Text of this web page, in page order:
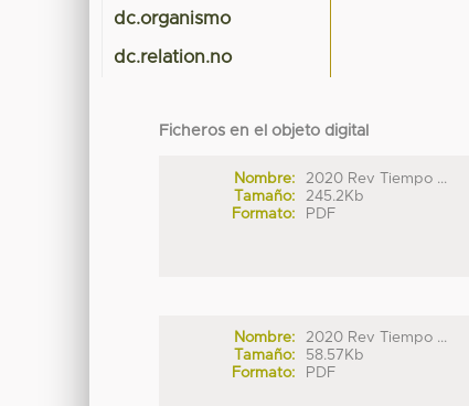
dc.organismo
dc.relation.no
Ficheros en el objeto digital
Nombre:
2020 Rev Tiempo ...
Tamaño:
245.2Kb
Formato:
PDF
Nombre:
2020 Rev Tiempo ...
Tamaño:
58.57Kb
Formato:
PDF